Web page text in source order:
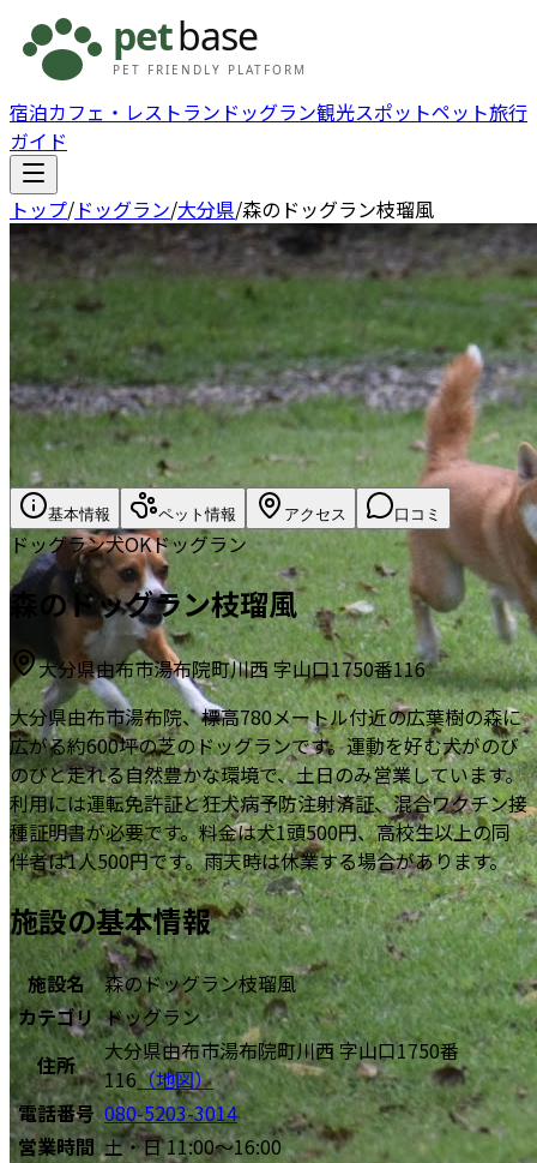
宿泊カフェ・レストラン ドッグラン観光スポットペット旅行
ガイド
トップ/ドッグラン/大分県/森のドッグラン枝瑠風
基本情報 ペット情報 アクセス 口コミ
ドッグラン犬OKドッグラン
森のドッグラン枝瑠風
大分県由布市湯布院町川西 字山口1750番116
大分県由布市湯布院、標高780メートル付近の広葉樹の森に
広がる約600坪の芝のドッグランです。運動を好む犬がのび
のびと走れる自然豊かな環境で、土日のみ営業しています。
利用には運転免許証と狂犬病予防注射済証、混合ワクチン接
種証明書が必要です。料金は犬1頭500円、高校生以上の同
伴者は1人500円です。雨天時は休業する場合があります。
施設の基本情報
施設名
森のドッグラン枝瑠風
カテゴリ ドッグラン
住所
大分県由布市湯布院町川西 字山口1750番
116（地図）
電話番号 080-5203-3014
営業時間 土・日 11:00～16:00